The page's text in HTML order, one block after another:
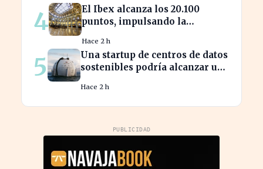
4
El Ibex alcanza los 20.100
puntos, impulsando la
español
Hace 2 h
5
Una startup de centros de datos
sostenibles podría alcanzar una
Hace 2 h
PUBLICIDAD